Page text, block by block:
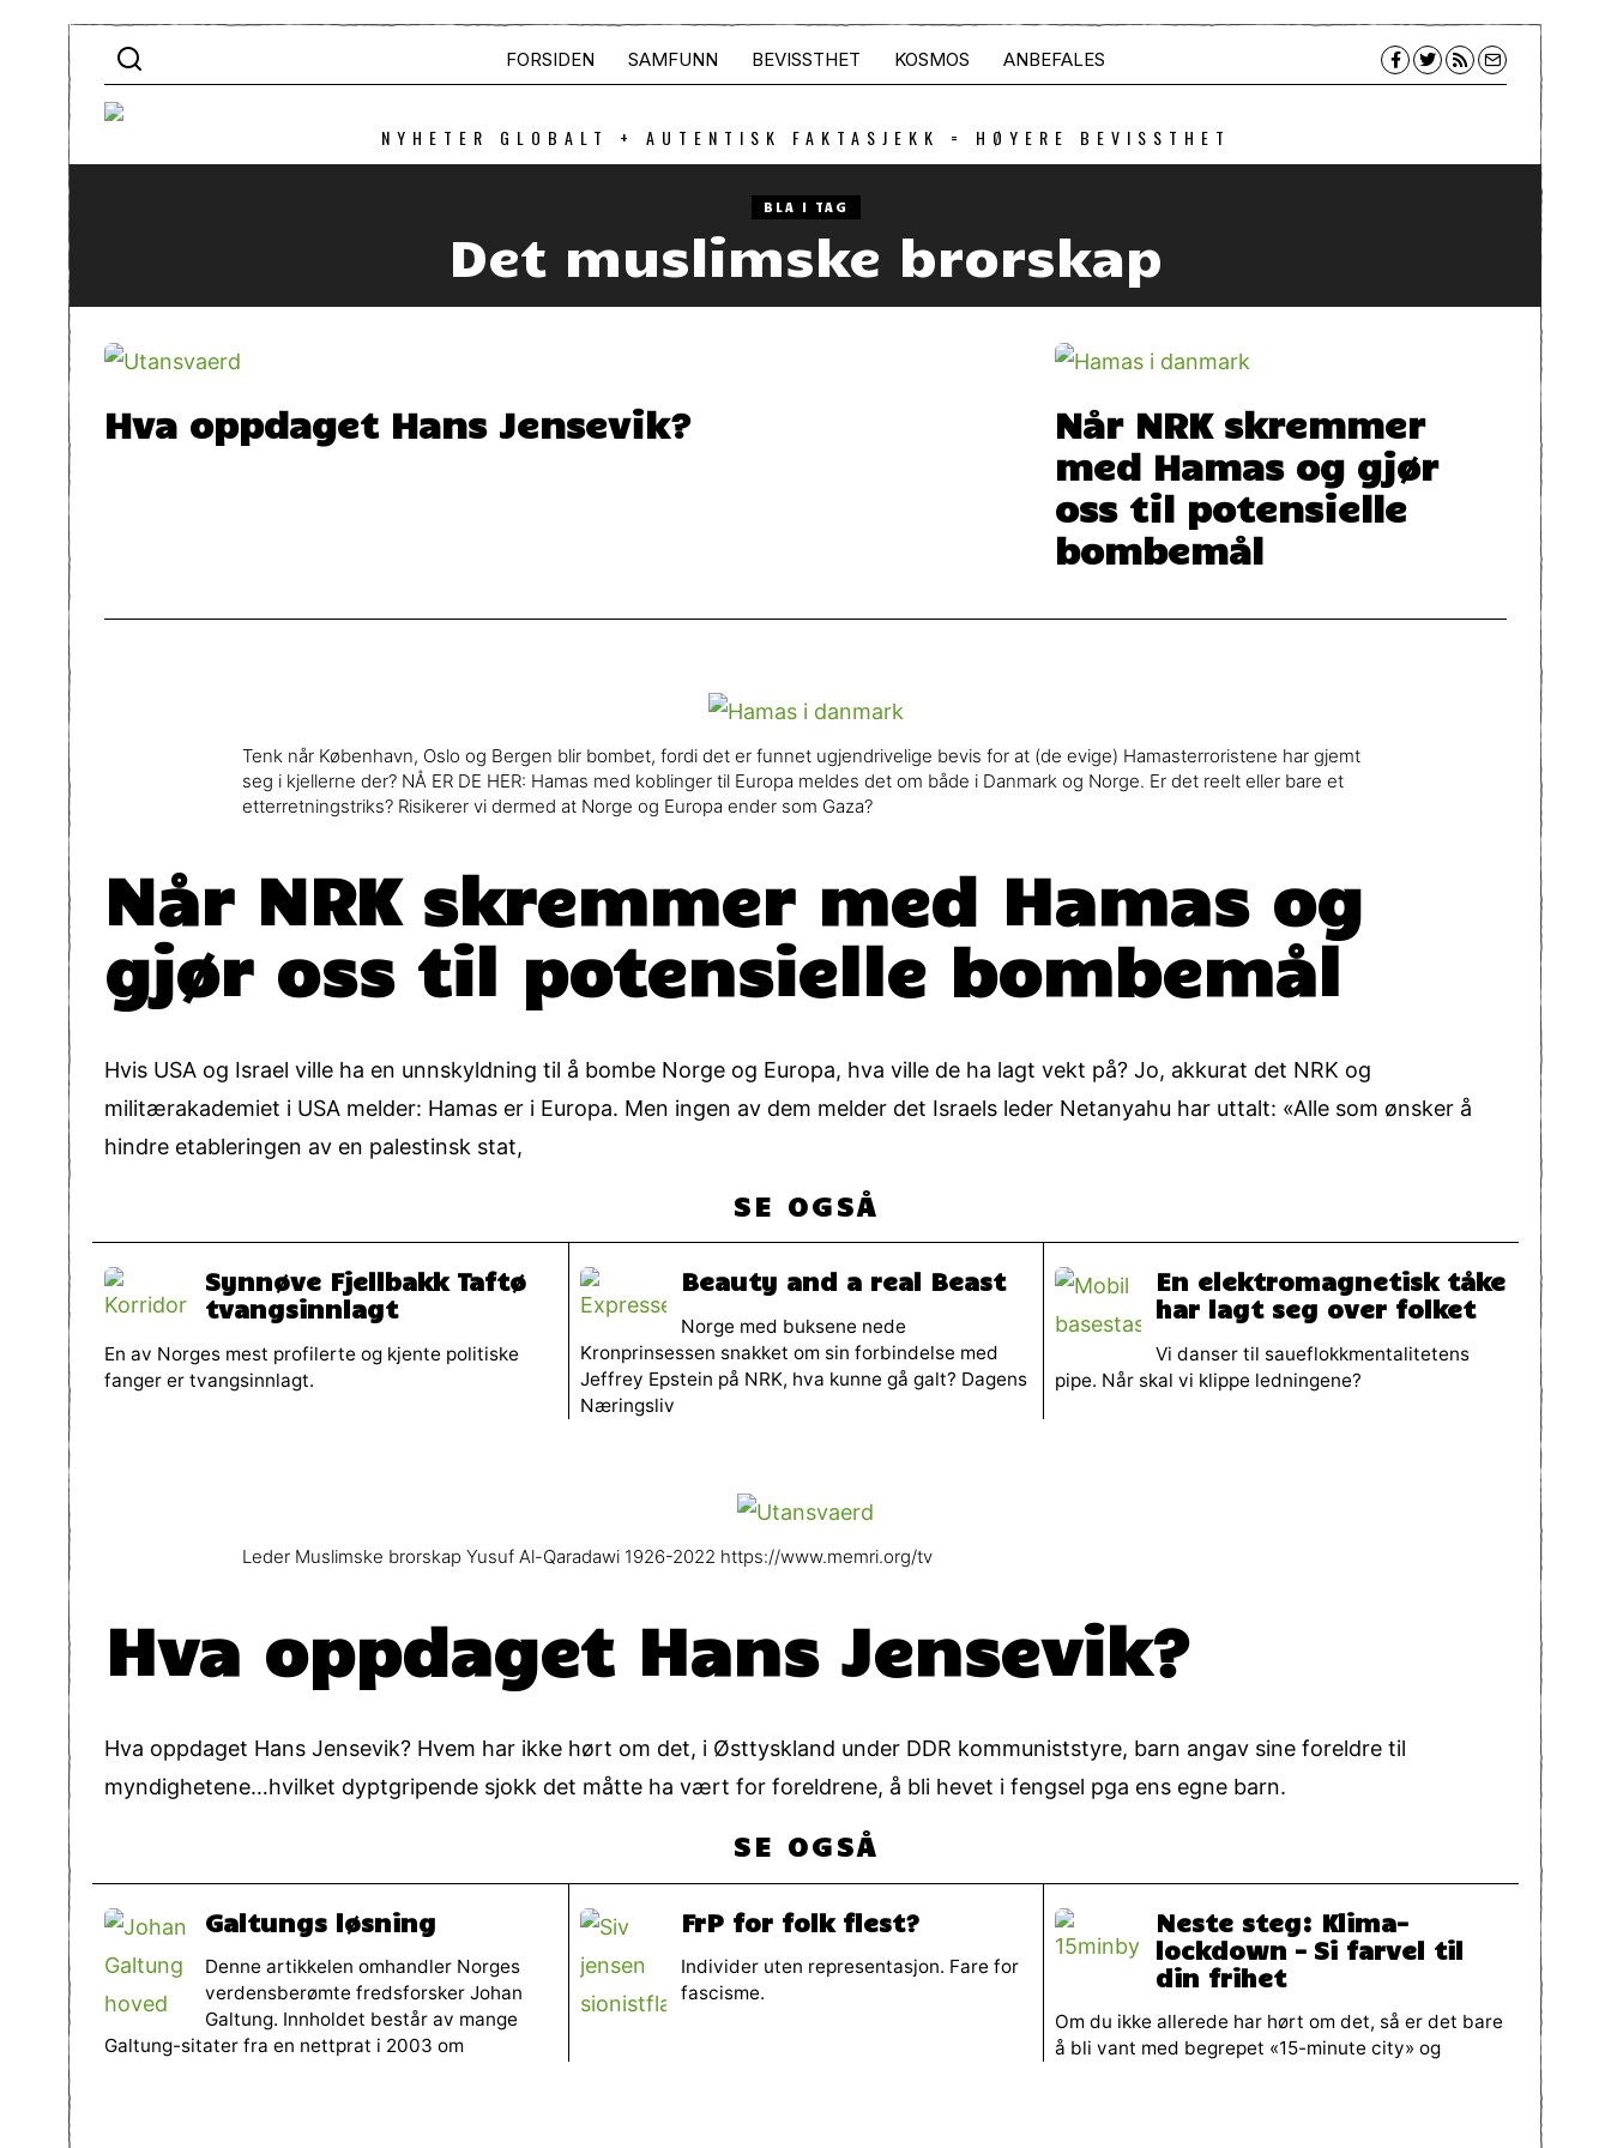
FORSIDEN SAMFUNN BEVISSTHET KOSMOS ANBEFALES
NYHETER GLOBALT + AUTENTISK FAKTASJEKK = HØYERE BEVISSTHET
BLA I TAG
Det muslimske brorskap
Hva oppdaget Hans Jensevik?
Når NRK skremmer
med Hamas og gjør
oss til potensielle
bombemål
Tenk når København, Oslo og Bergen blir bombet, fordi det er funnet ugjendrivelige bevis for at (de evige) Hamasterroristene har gjemt
seg i kjellerne der? NÅ ER DE HER: Hamas med koblinger til Europa meldes det om både i Danmark og Norge. Er det reelt eller bare et
etterretningstriks? Risikerer vi dermed at Norge og Europa ender som Gaza?
Når NRK skremmer med Hamas og
gjør oss til potensielle bombemål
Hvis USA og Israel ville ha en unnskyldning til å bombe Norge og Europa, hva ville de ha lagt vekt på? Jo, akkurat det NRK og
militærakademiet i USA melder: Hamas er i Europa. Men ingen av dem melder det Israels leder Netanyahu har uttalt: «Alle som ønsker å
hindre etableringen av en palestinsk stat,
SE OGSÅ
Synnøve Fjellbakk Taftø
tvangsinnlagt
En av Norges mest profilerte og kjente politiske
fanger er tvangsinnlagt.
Beauty and a real Beast
Norge med buksene nede
Kronprinsessen snakket om sin forbindelse med
Jeffrey Epstein på NRK, hva kunne gå galt? Dagens
Næringsliv
En elektromagnetisk tåke
har lagt seg over folket
Vi danser til saueflokkmentalitetens
pipe. Når skal vi klippe ledningene?
Leder Muslimske brorskap Yusuf Al-Qaradawi 1926-2022 https://www.memri.org/tv
Hva oppdaget Hans Jensevik?
Hva oppdaget Hans Jensevik? Hvem har ikke hørt om det, i Østtyskland under DDR kommuniststyre, barn angav sine foreldre til
myndighetene…hvilket dyptgripende sjokk det måtte ha vært for foreldrene, å bli hevet i fengsel pga ens egne barn.
SE OGSÅ
Galtungs løsning
Denne artikkelen omhandler Norges
verdensberømte fredsforsker Johan
Galtung. Innholdet består av mange
Galtung-sitater fra en nettprat i 2003 om
FrP for folk flest?
Individer uten representasjon. Fare for
fascisme.
Neste steg: Klima-
lockdown – Si farvel til
din frihet
Om du ikke allerede har hørt om det, så er det bare
å bli vant med begrepet «15-minute city» og